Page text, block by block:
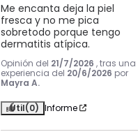
Me encanta deja la piel
fresca y no me pica
sobretodo porque tengo
dermatitis atípica.
Opinión del 21/7/2026 , tras una
experiencia del 20/6/2026 por
Mayra A.
Útil(0) Informe